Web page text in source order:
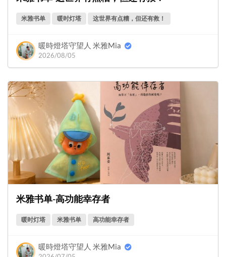
米雅书单 暖时灯塔 这世界有点糟，但还有救！
暖時燈塔守望人 米雅Mia
2026/08/05
米雅书单-高功能幸存者
暖时灯塔 米雅书单 高功能幸存者
暖時燈塔守望人 米雅Mia